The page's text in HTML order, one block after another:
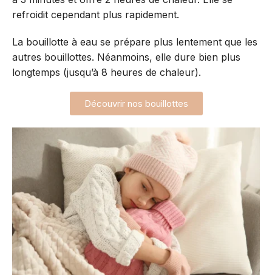
refroidit cependant plus rapidement.
La bouillotte à eau se prépare plus lentement que les
autres bouillottes. Néanmoins, elle dure bien plus
longtemps (jusqu’à 8 heures de chaleur).
Découvrir nos bouillottes